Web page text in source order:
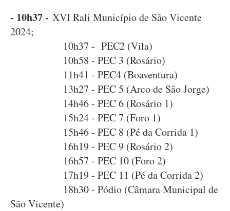
- 10h37 - XVI Rali Município de São Vicente
2024;
10h37 - PEC2 (Vila)
10h58 - PEC 3 (Rosário)
11h41 - PEC4 (Boaventura)
13h27 - PEC 5 (Arco de São Jorge)
14h46 - PEC 6 (Rosário 1)
15h24 - PEC 7 (Foro 1)
15h46 - PEC 8 (Pé da Corrida 1)
16h19 - PEC 9 (Rosário 2)
16h57 - PEC 10 (Foro 2)
17h19 - PEC 11 (Pé da Corrida 2)
18h30 - Pódio (Câmara Municipal de
São Vicente)